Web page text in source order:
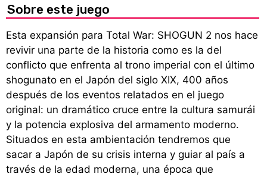
Sobre este juego
Esta expansión para Total War: SHOGUN 2 nos hace
revivir una parte de la historia como es la del
conflicto que enfrenta al trono imperial con el último
shogunato en el Japón del siglo XIX, 400 años
después de los eventos relatados en el juego
original: un dramático cruce entre la cultura samurái
y la potencia explosiva del armamento moderno.
Situados en esta ambientación tendremos que
sacar a Japón de su crisis interna y guiar al país a
través de la edad moderna, una época que